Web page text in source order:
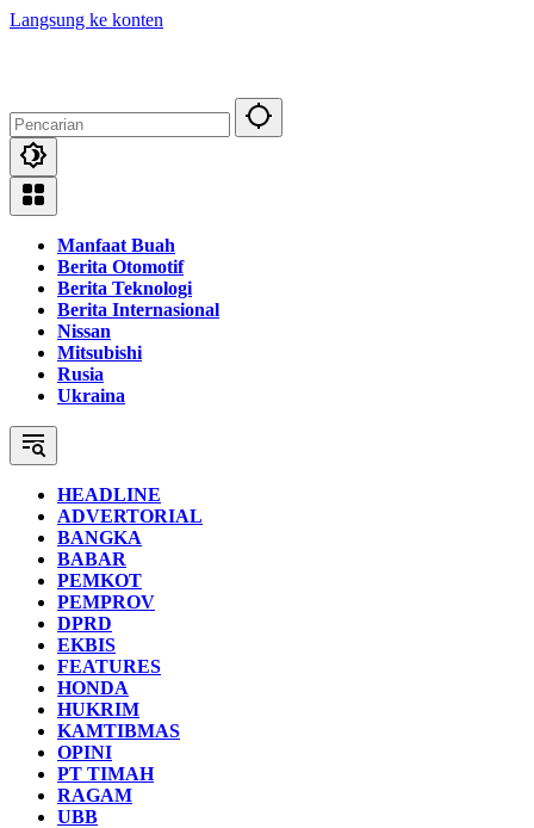
Langsung ke konten
Manfaat Buah
Berita Otomotif
Berita Teknologi
Berita Internasional
Nissan
Mitsubishi
Rusia
Ukraina
HEADLINE
ADVERTORIAL
BANGKA
BABAR
PEMKOT
PEMPROV
DPRD
EKBIS
FEATURES
HONDA
HUKRIM
KAMTIBMAS
OPINI
PT TIMAH
RAGAM
UBB